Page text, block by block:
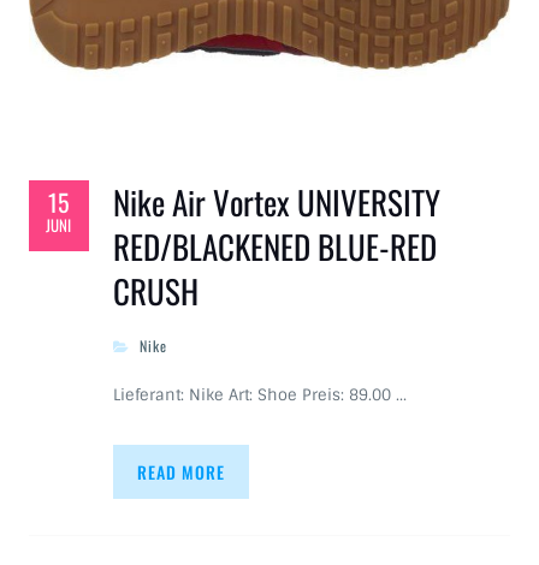
15
JUNI
Nike Air Vortex UNIVERSITY
RED/BLACKENED BLUE-RED
CRUSH
Nike
Lieferant: Nike Art: Shoe Preis: 89.00 …
READ MORE